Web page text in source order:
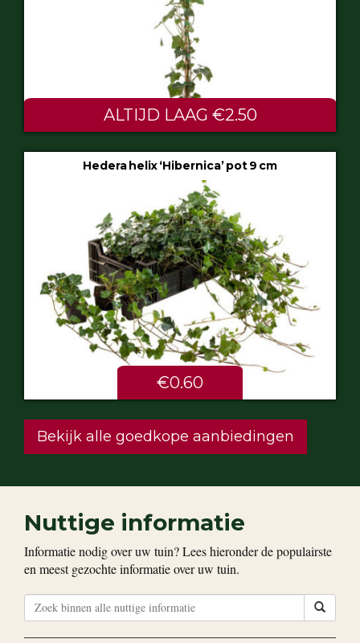
ALTIJD LAAG €2.50
Hedera helix ‘Hibernica’ pot 9 cm
€0.60
Bekijk alle goedkope aanbiedingen
Nuttige informatie
Informatie nodig over uw tuin? Lees hieronder de populairste
en meest gezochte informatie over uw tuin.